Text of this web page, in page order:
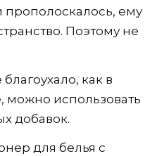
ему
Поэтому не
как в
можно использовать
добавок.
для белья с